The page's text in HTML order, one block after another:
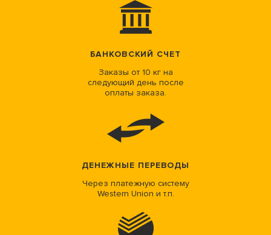
БАНКОВСКИЙ СЧЕТ
Заказы от 10 кг на
следующий день после
оплаты заказа.
ДЕНЕЖНЫЕ ПЕРЕВОДЫ
Через платежную систему
Western Union и т.п.